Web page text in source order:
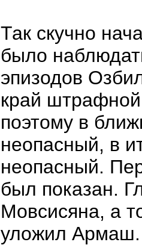
Так скучно
было
эпизодов
край
поэтому в
неопасный, в
неопасный.
был показан.
Мовсисяна, а
уложил Армаш.